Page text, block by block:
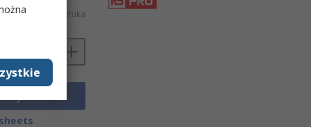
49,20 zł/sztuka